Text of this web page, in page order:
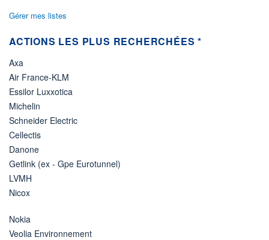
Gérer mes listes
ACTIONS LES PLUS RECHERCHÉES *
Axa
Air France-KLM
Essilor Luxxotica
Michelin
Schneider Electric
Cellectis
Danone
Getlink (ex - Gpe Eurotunnel)
LVMH
Nicox
Nokia
Veolia Environnement